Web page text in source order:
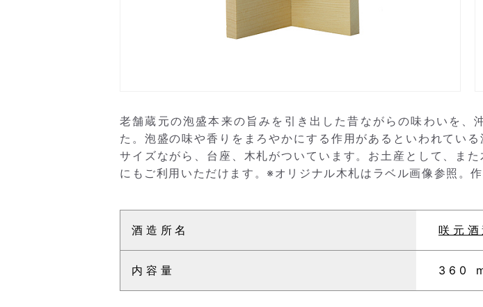
老舗蔵元の泡盛本来の旨みを引き出した昔ながらの味わいを
た。泡盛の味や香りをまろやかにする作用があるといわれてい
サイズながら、台座、木札がついています。お土産として、ま
にもご利用いただけます。※オリジナル木札はラベル画像参照。
酒造所名 咲元
内容量 360